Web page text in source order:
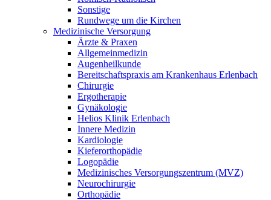
Sonstige
Rundwege um die Kirchen
Medizinische Versorgung
Ärzte & Praxen
Allgemeinmedizin
Augenheilkunde
Bereitschaftspraxis am Krankenhaus Erlenbach
Chirurgie
Ergotherapie
Gynäkologie
Helios Klinik Erlenbach
Innere Medizin
Kardiologie
Kieferorthopädie
Logopädie
Medizinisches Versorgungszentrum (MVZ)
Neurochirurgie
Orthopädie